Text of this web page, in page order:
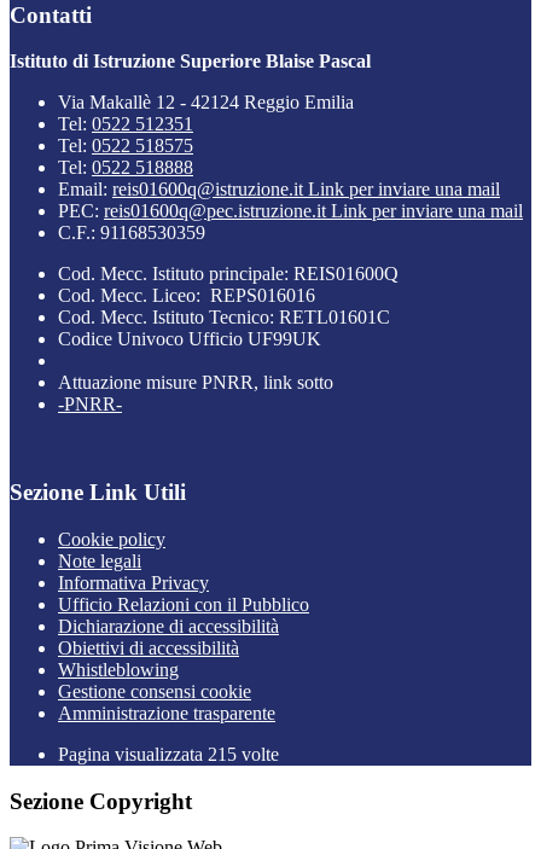
Contatti
Istituto di Istruzione Superiore Blaise Pascal
Via Makallè 12 - 42124 Reggio Emilia
Tel: 0522 512351
Tel: 0522 518575
Tel: 0522 518888
Email: reis01600q@istruzione.it Link per inviare una mail
PEC: reis01600q@pec.istruzione.it Link per inviare una mail
C.F.: 91168530359
Cod. Mecc. Istituto principale: REIS01600Q
Cod. Mecc. Liceo: REPS016016
Cod. Mecc. Istituto Tecnico: RETL01601C
Codice Univoco Ufficio UF99UK
Attuazione misure PNRR, link sotto
-PNRR-
Sezione Link Utili
Cookie policy
Note legali
Informativa Privacy
Ufficio Relazioni con il Pubblico
Dichiarazione di accessibilità
Obiettivi di accessibilità
Whistleblowing
Gestione consensi cookie
Amministrazione trasparente
Pagina visualizzata 215 volte
Sezione Copyright